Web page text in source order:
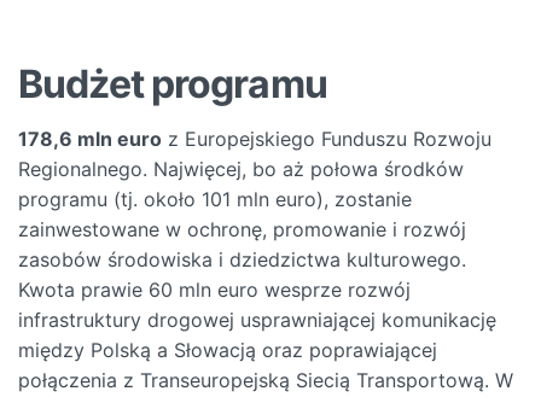
Budżet programu
178,6 mln euro z Europejskiego Funduszu Rozwoju
Regionalnego. Najwięcej, bo aż połowa środków
programu (tj. około 101 mln euro), zostanie
zainwestowane w ochronę, promowanie i rozwój
zasobów środowiska i dziedzictwa kulturowego.
Kwota prawie 60 mln euro wesprze rozwój
infrastruktury drogowej usprawniającej komunikację
między Polską a Słowacją oraz poprawiającej
połączenia z Transeuropejską Siecią Transportową. W